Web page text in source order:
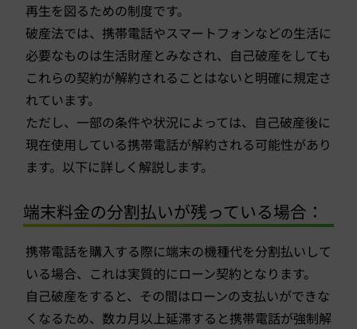
再生を図るための制度です。
破産法では、携帯電話やスマートフォンなどの生活に
必要なものは生活財産とみなされ、自己破産をしても
これらの契約が解約されることはないと明確に規定さ
れています。
ただし、一部の条件や状況によっては、自己破産後に
現在使用している携帯電話が解約される可能性があり
ます。以下に詳しく解説します。
端末料金の分割払いが残っている場合：
携帯電話を購入する際に端末の機種代を分割払いして
いる場合、これは実質的にローン契約となります。
自己破産をすると、その間はローンの支払いができな
くなるため、数カ月以上延滞すると携帯電話が強制解